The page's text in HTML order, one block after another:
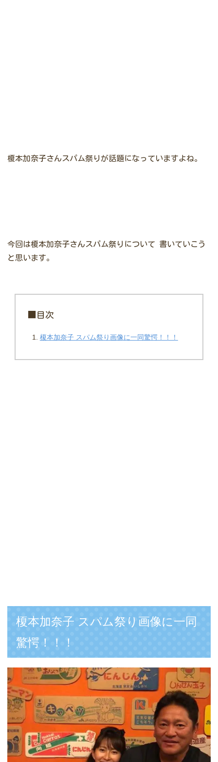
榎本加奈子さんスパム祭りが話題になっていますよね。
今回は榎本加奈子さんスパム祭りについて 書いていこう
と思います。
■目次
榎本加奈子 スパム祭り画像に一同驚愕！！！
榎本加奈子 スパム祭り画像に一同
驚愕！！！